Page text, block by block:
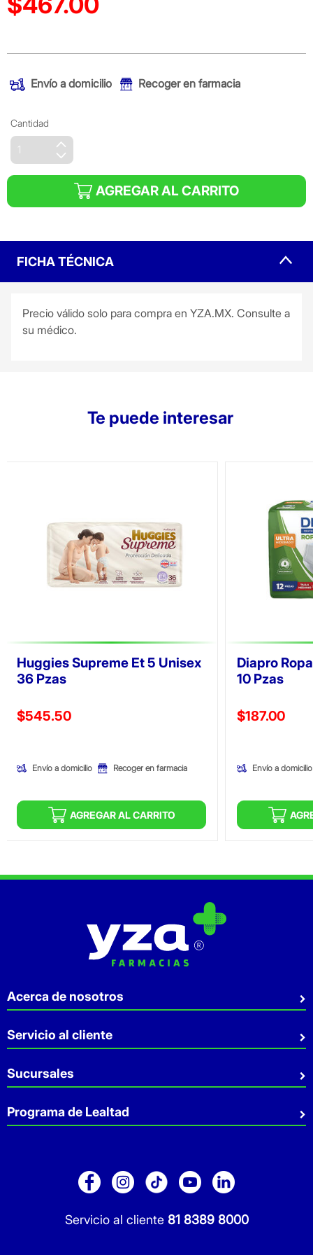
Envío a domicilio Recoger en farmacia
Cantidad
AGREGAR AL CARRITO
FICHA TÉCNICA
Precio válido solo para compra en YZA.MX. Consulte a
su médico.
Te puede interesar
Huggies Supreme Et 5 Unisex
36 Pzas
Precio reducido de
$545.50
Envío a domicilio Recoger en farmacia
AGREGAR AL CARRITO
Diapro
10 Pzas
Precio
$187.00
Envío a domicilio
Servicio al cliente 81 8389 8000
Acerca de nosotros
Quiénes somos
Sostenibilidad
Aviso de privacidad
Servicio al cliente
Preguntas Frecuentes
Contacto
Facturación
Sucursales
Sucursales
Servicio a Domicilio
Pago de Servicios
Programa de Lealtad
Folleto Promocional
Sitio Dermocosmética